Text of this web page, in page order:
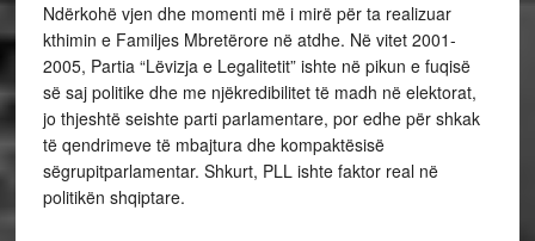
Ndërkohë vjen dhe momenti më i mirë për ta realizuar
kthimin e Familjes Mbretërore në atdhe. Në vitet 2001-
2005, Partia “Lëvizja e Legalitetit” ishte në pikun e fuqisë
së saj politike dhe me njëkredibilitet të madh në elektorat,
jo thjeshtë seishte parti parlamentare, por edhe për shkak
të qendrimeve të mbajtura dhe kompaktësisë
sëgrupitparlamentar. Shkurt, PLL ishte faktor real në
politikën shqiptare.